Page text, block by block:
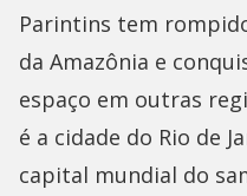
Parintins tem
da Amazônia e
espaço em outras
é a cidade do Rio de
capital mundial do